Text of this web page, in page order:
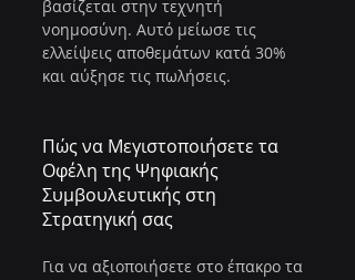
βασίζεται στην τεχνητή
νοημοσύνη. Αυτό μείωσε τις
ελλείψεις αποθεμάτων κατά 30%
και αύξησε τις πωλήσεις.
Πώς να Μεγιστοποιήσετε τα
Οφέλη της Ψηφιακής
Συμβουλευτικής στη
Στρατηγική σας
Για να αξιοποιήσετε στο έπακρο τα